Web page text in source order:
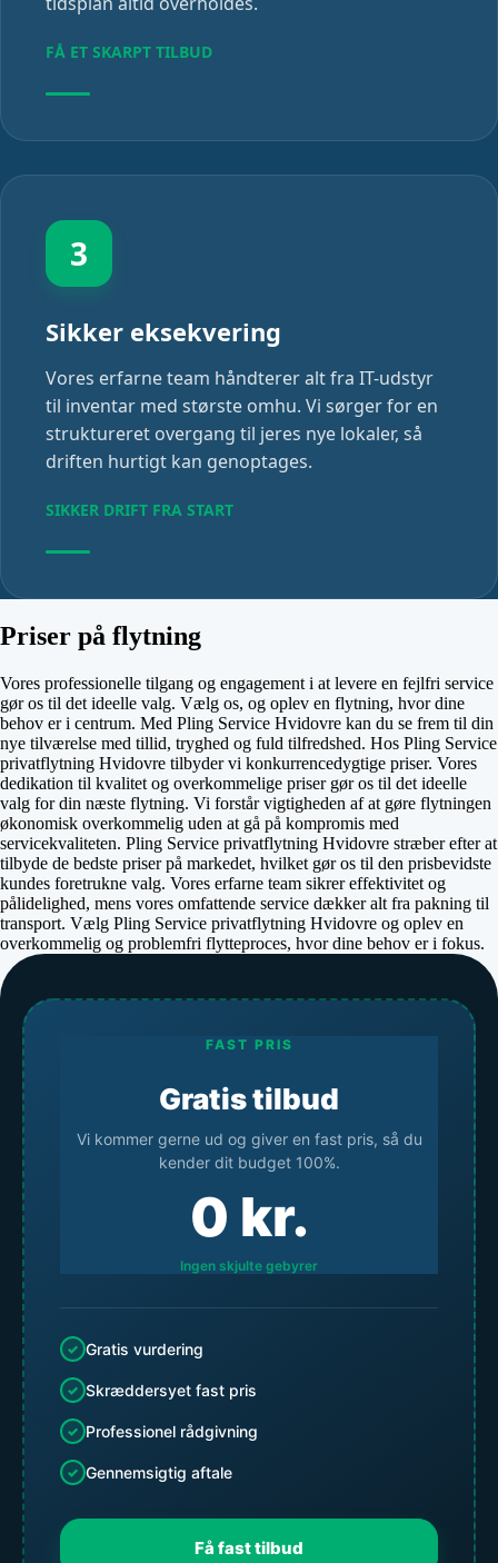
FÅ ET SKARPT TILBUD
3
Sikker eksekvering
Vores erfarne team håndterer alt fra IT-udstyr
til inventar med største omhu. Vi sørger for en
struktureret overgang til jeres nye lokaler, så
driften hurtigt kan genoptages.
SIKKER DRIFT FRA START
Priser på flytning
Vores professionelle tilgang og engagement i at levere en fejlfri service
gør os til det ideelle valg. Vælg os, og oplev en flytning, hvor dine
behov er i centrum. Med Pling Service Hvidovre kan du se frem til din
nye tilværelse med tillid, tryghed og fuld tilfredshed. Hos Pling Service
privatflytning Hvidovre tilbyder vi konkurrencedygtige priser. Vores
dedikation til kvalitet og overkommelige priser gør os til det ideelle
valg for din næste flytning. Vi forstår vigtigheden af at gøre flytningen
økonomisk overkommelig uden at gå på kompromis med
servicekvaliteten. Pling Service privatflytning Hvidovre stræber efter at
tilbyde de bedste priser på markedet, hvilket gør os til den prisbevidste
kundes foretrukne valg. Vores erfarne team sikrer effektivitet og
pålidelighed, mens vores omfattende service dækker alt fra pakning til
transport. Vælg Pling Service privatflytning Hvidovre og oplev en
overkommelig og problemfri flytteproces, hvor dine behov er i fokus.
FAST PRIS
Gratis tilbud
Vi kommer gerne ud og giver en fast pris, så du
kender dit budget 100%.
0 kr.
Ingen skjulte gebyrer
Gratis vurdering
Skræddersyet fast pris
Professionel rådgivning
Gennemsigtig aftale
Få fast tilbud